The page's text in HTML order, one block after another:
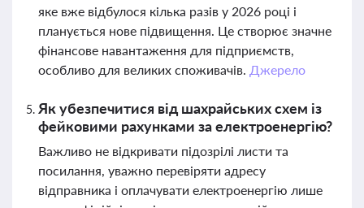
яке вже відбулося кілька разів у 2026 році і
планується нове підвищення. Це створює значне
фінансове навантаження для підприємств,
особливо для великих споживачів. Джерело
Як убезпечитися від шахрайських схем із
фейковими рахунками за електроенергію?
Важливо не відкривати підозрілі листи та
посилання, уважно перевіряти адресу
відправника і оплачувати електроенергію лише